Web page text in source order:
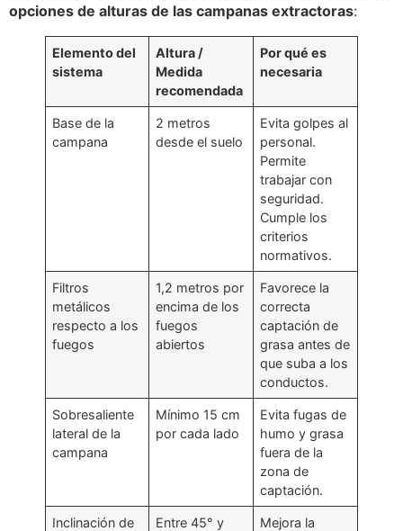
opciones de alturas de las campanas extractoras:
Elemento del
sistema
Altura /
Medida
recomendada
Por qué es
necesaria
Base de la
campana
2 metros
desde el suelo
Evita golpes al
personal.
Permite
trabajar con
seguridad.
Cumple los
criterios
normativos.
Filtros
metálicos
respecto a los
fuegos
1,2 metros por
encima de los
fuegos
abiertos
Favorece la
correcta
captación de
grasa antes de
que suba a los
conductos.
Sobresaliente
lateral de la
campana
Mínimo 15 cm
por cada lado
Evita fugas de
humo y grasa
fuera de la
zona de
captación.
Inclinación de
Entre 45° y
Mejora la